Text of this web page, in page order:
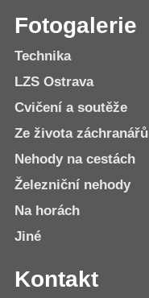
Fotogalerie
Technika
LZS Ostrava
Cvičení a soutěže
Ze života záchranářů
Nehody na cestách
Železniční nehody
Na horách
Jiné
Kontakt